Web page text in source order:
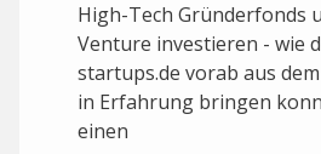
High-Tech Gründerfonds
Venture investieren - wie
startups.de vorab aus
in Erfahrung bringen
einen